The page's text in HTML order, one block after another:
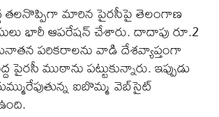
తలనొప్పిగా మారిన పైరసీపై తెలంగాణ
భారీ ఆపరేషన్ చేశారు. దాదాపు రూ.2
పరికరాలను వాడి దేశవ్యాప్తంగా
పైరసీ ముఠాను పట్టుకున్నారు. ఇప్పుడు
ఐబొమ్మ వెబ్‌సైట్